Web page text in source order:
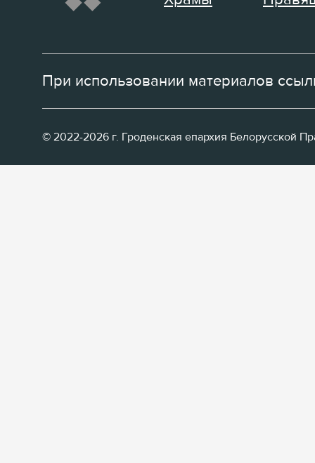
При использовании материалов
© 2022-2026 г. Гроденская епархия Белорусской